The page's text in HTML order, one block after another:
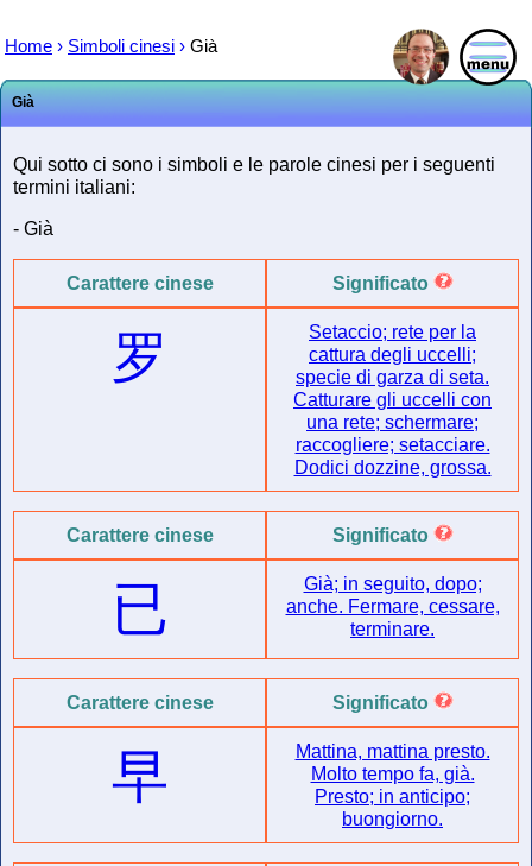
Già
Qui sotto ci sono i simboli e le parole cinesi per i seguenti
termini italiani:
- Già
Carattere cinese
罗
Significato
Setaccio; rete per la
cattura degli uccelli;
specie di garza di seta.
Catturare gli uccelli con
una rete; schermare;
raccogliere; setacciare.
Dodici dozzine, grossa.
Carattere cinese
已
Significato
Già; in seguito, dopo;
anche. Fermare, cessare,
terminare.
Carattere cinese
早
Significato
Mattina, mattina presto.
Molto tempo fa, già.
Presto; in anticipo;
buongiorno.
Home › Simboli cinesi › Già